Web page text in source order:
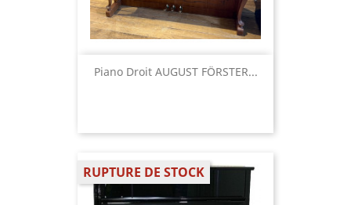
Piano Droit AUGUST FÖRSTER...
RUPTURE DE STOCK